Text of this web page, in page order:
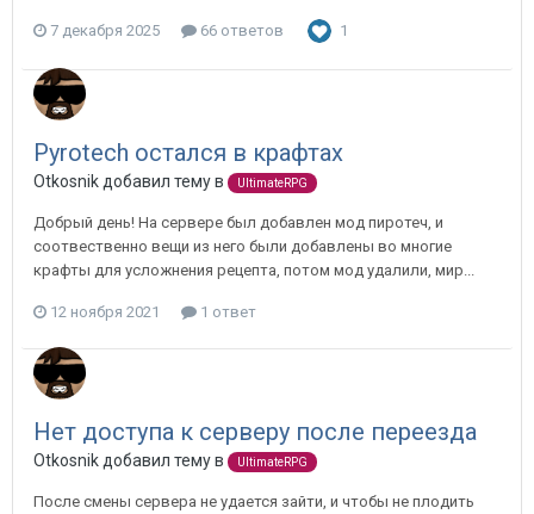
7 декабря 2025 66 ответов 1
Pyrotech остался в крафтах
Otkosnik добавил тему в UltimateRPG
Добрый день! На сервере был добавлен мод пиротеч, и
соотвественно вещи из него были добавлены во многие
крафты для усложнения рецепта, потом мод удалили, мир...
12 ноября 2021 1 ответ
Нет доступа к серверу после переезда
Otkosnik добавил тему в UltimateRPG
После смены сервера не удается зайти, и чтобы не плодить